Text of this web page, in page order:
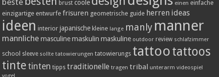
brust coole einen einfache
einzigartige entwurfe frisuren geometrische guide herren ideas
ideen interior japanische kleine lange manly manner
mannliche masculine maskulin maskuline outdoor review schlafzimmer
school sleeve sollte tatowierungen tatowierungs tattoo tattoos
tinte tinten tipps traditionelle tragen tribal unterarm videospiel
vogel